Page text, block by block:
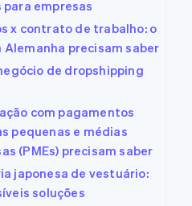
empresas
x contrato de trabalho: o
Alemanha precisam saber
de dropshipping
com pagamentos
pequenas e médias
(PMEs) precisam saber
japonesa de vestuário:
soluções